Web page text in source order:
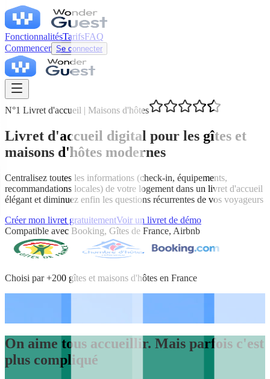
FonctionnalitésTarifsFAQ
Commencer Se connecter
N°1 Livret d'accueil | Maisons d'hôtes
Livret d'accueil digital pour les gîtes et
maisons d'hôtes modernes
Centralisez toutes les informations (check-in, équipements,
recommandations locales) de votre logement dans un livret d'accueil
élégant et diminuez enfin les questions récurrentes de vos voyageurs
Créer mon livret gratuitementVoir un livret de démo
Compatible avec Booking, Gîtes de France, Airbnb
Choisi par +200 gîtes et maisons d'hôtes en France
On aime tous accueillir. Mais parfois c'est
plus compliqué